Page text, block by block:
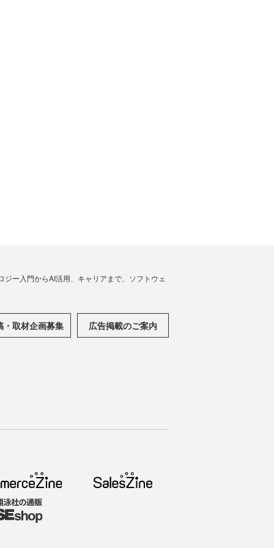
ー入門からAI活用、キャリアまで、ソフトウェ
・取材企画募集 広告掲載のご案内